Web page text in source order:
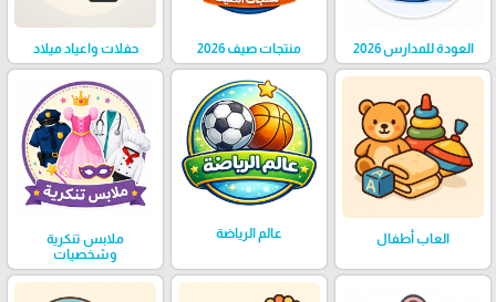
العودة للمدارس 2026 منتجات صيف 2026 حفلات واعياد ميلاد
العاب أطفال عالم الرياضة
ملابس تنكرية
وشخصيات